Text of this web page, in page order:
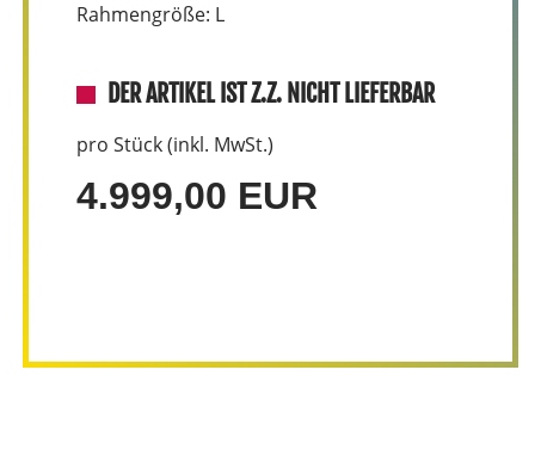
Rahmengröße: L
DER ARTIKEL IST Z.Z. NICHT LIEFERBAR
pro Stück (inkl. MwSt.)
4.999,00 EUR